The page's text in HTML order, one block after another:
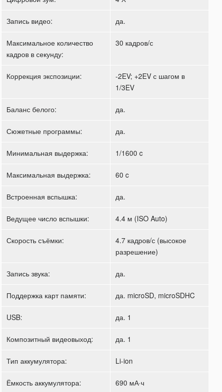
Запись видео: да.
Максимальное количество
кадров в секунду:
30 кадров/с
Коррекция экспозиции:
-2EV; +2EV с шагом в
1/3EV
Баланс белого: да.
Сюжетные программы: да.
Минимальная выдержка: 1/1600 c
Максимальная выдержка: 60 c
Встроенная вспышка: да.
Ведущее число вспышки: 4.4 м (ISO Auto)
Скорость съёмки:
4.7 кадров/с (высокое
разрешение)
Запись звука: да.
Поддержка карт памяти: да. microSD, microSDHC
USB: да. 1
Композитный видеовыход: да. 1
Тип аккумулятора: Li-ion
Ёмкость аккумулятора: 690 мА·ч